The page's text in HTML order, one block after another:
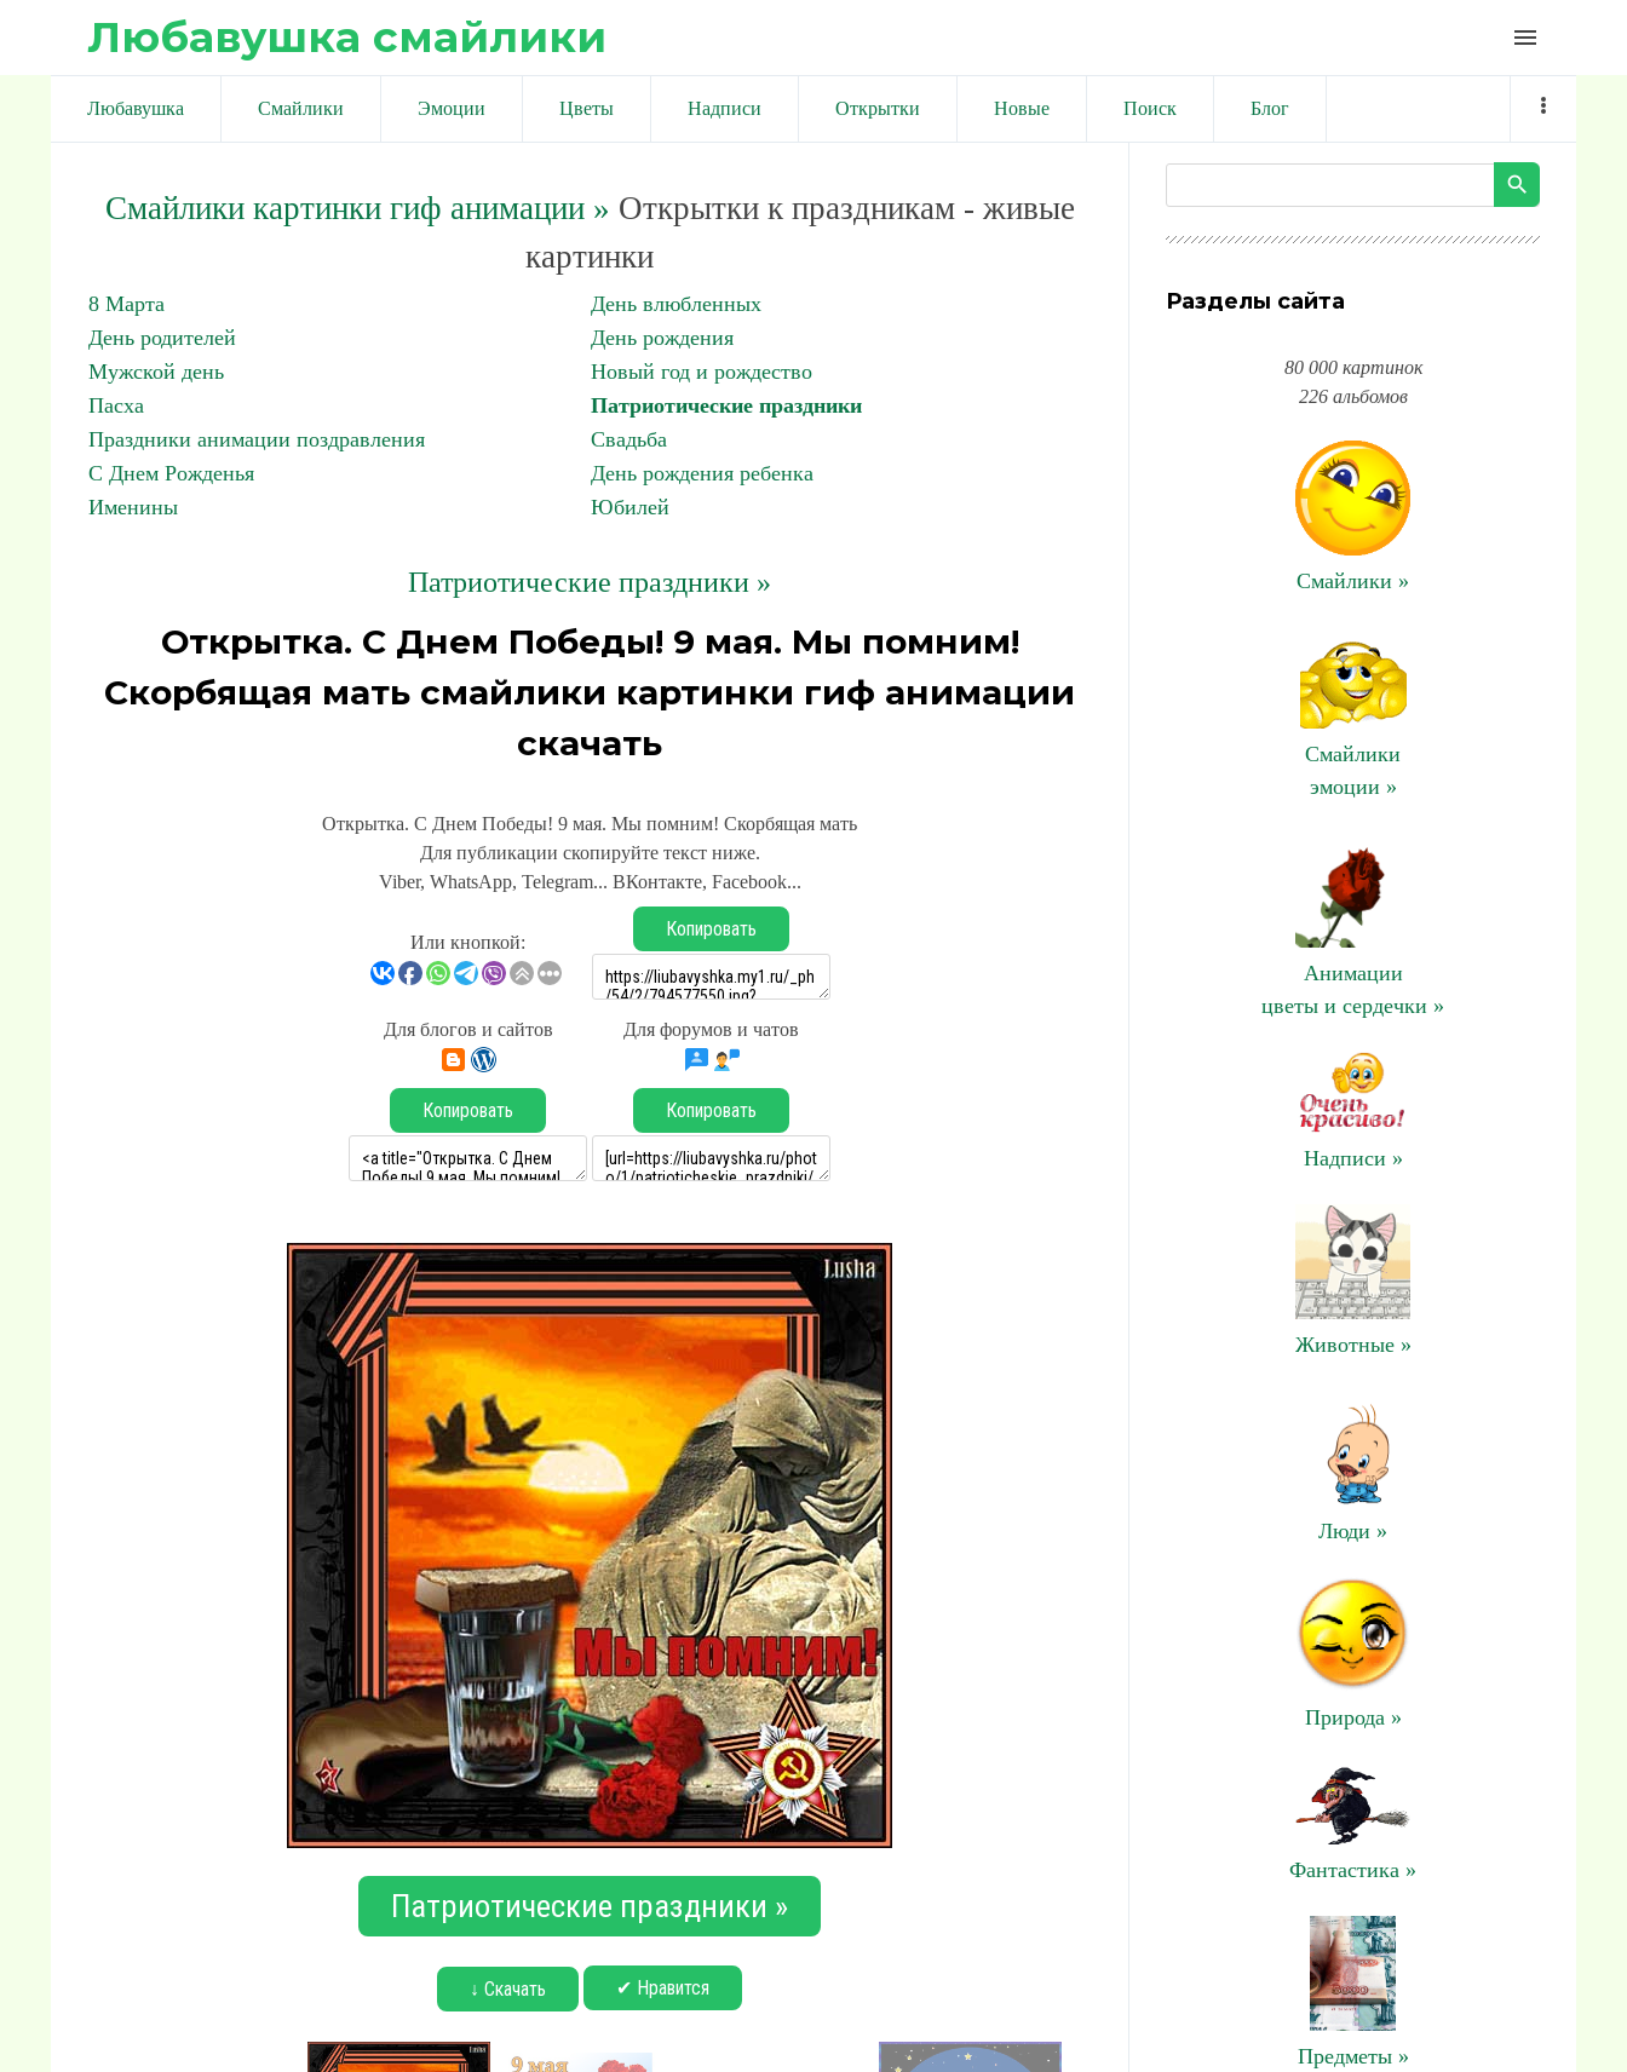
Любавушка смайлики menu
Любавушка Смайлики Эмоции Цветы Надписи Открытки Новые Поиск Блог
Смайлики картинки гиф анимации» Открытки к праздникам - живые
картинки
8 Марта
День влюбленных
День родителей
День рождения
Мужской день
Новый год и рождество
Пасха
Патриотические праздники
Праздники анимации поздравления
Свадьба
С Днем Рожденья
День рождения ребенка
Именины
Юбилей
Патриотические праздники »
Открытка. С Днем Победы! 9 мая. Мы помним!
Скорбящая мать смайлики картинки гиф анимации
скачать
Открытка. С Днем Победы! 9 мая. Мы помним! Скорбящая мать
Для публикации скопируйте текст ниже.
Viber, WhatsApp, Telegram... ВКонтакте, Facebook...
Или кнопкой:
Копировать
Для блогов и сайтов Для форумов и чатов
Копировать Копировать
Патриотические праздники »
↓ Скачать ✔ Нравится
Разделы сайта
80 000 картинок
226 альбомов
Смайлики »
Смайлики
эмоции »
Анимации
цветы и сердечки »
Надписи »
Животные »
Люди »
Природа »
Фантастика »
Предметы »